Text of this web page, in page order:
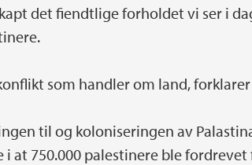
det fiendtlige forholdet vi ser i
som handler om land, forklarer
til og koloniseringen av
at 750.000 palestinere ble